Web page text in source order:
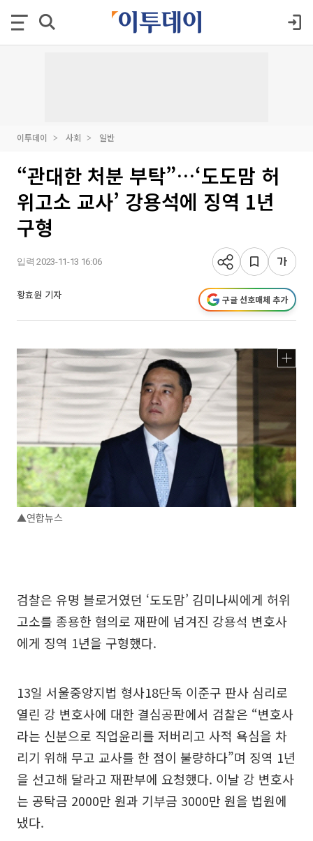
이투데이 사회 일반
“관대한 처분 부탁”…‘도도맘 허
위고소 교사’ 강용석에 징역 1년
구형
입력 2023-11-13 16:06
황효원 기자 구글 선호매체 추가
▲연합뉴스
검찰은 유명 블로거였던 ‘도도맘’ 김미나씨에게 허위
고소를 종용한 혐의로 재판에 넘겨진 강용석 변호사
에게 징역 1년을 구형했다.
13일 서울중앙지법 형사18단독 이준구 판사 심리로
열린 강 변호사에 대한 결심공판에서 검찰은 “변호사
라는 신분으로 직업윤리를 저버리고 사적 욕심을 차
리기 위해 무고 교사를 한 점이 불량하다”며 징역 1년
을 선고해 달라고 재판부에 요청했다. 이날 강 변호사
는 공탁금 2000만 원과 기부금 3000만 원을 법원에
냈다.